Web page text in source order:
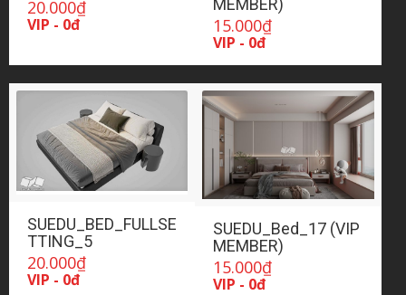
20.000₫
VIP - 0đ 15.000₫
VIP - 0đ
SUEDU_BED_FULLSE
TTING_5
20.000₫
VIP - 0đ
SUEDU_Bed_17 (VIP
MEMBER)
15.000₫
VIP - 0đ